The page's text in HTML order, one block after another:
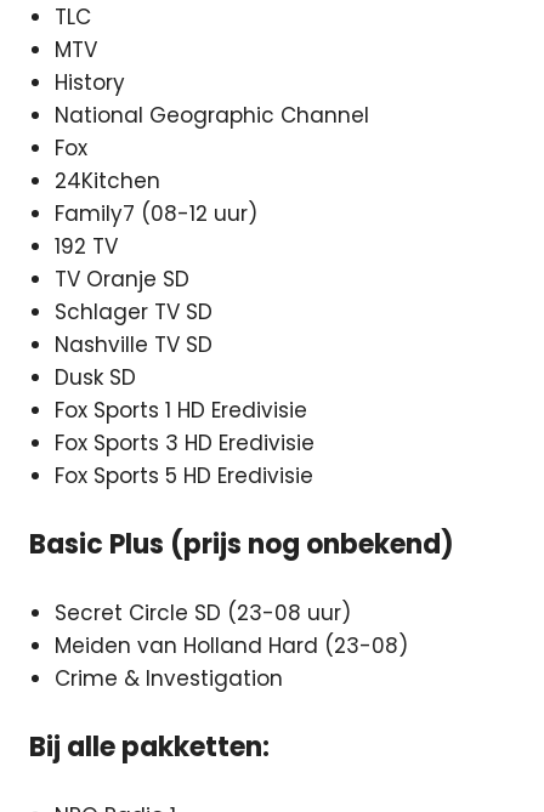
TLC
MTV
History
National Geographic Channel
Fox
24Kitchen
Family7 (08-12 uur)
192 TV
TV Oranje SD
Schlager TV SD
Nashville TV SD
Dusk SD
Fox Sports 1 HD Eredivisie
Fox Sports 3 HD Eredivisie
Fox Sports 5 HD Eredivisie
Basic Plus (prijs nog onbekend)
Secret Circle SD (23-08 uur)
Meiden van Holland Hard (23-08)
Crime & Investigation
Bij alle pakketten: